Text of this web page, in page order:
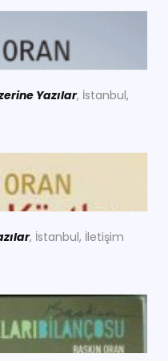
Yazılar, İstanbul,
, İstanbul, İletişim